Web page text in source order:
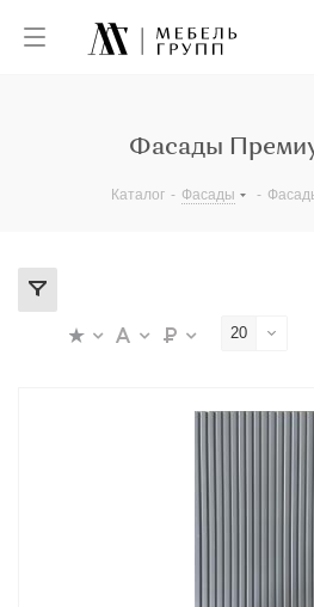
Фасады
Каталог - Фасады -
20